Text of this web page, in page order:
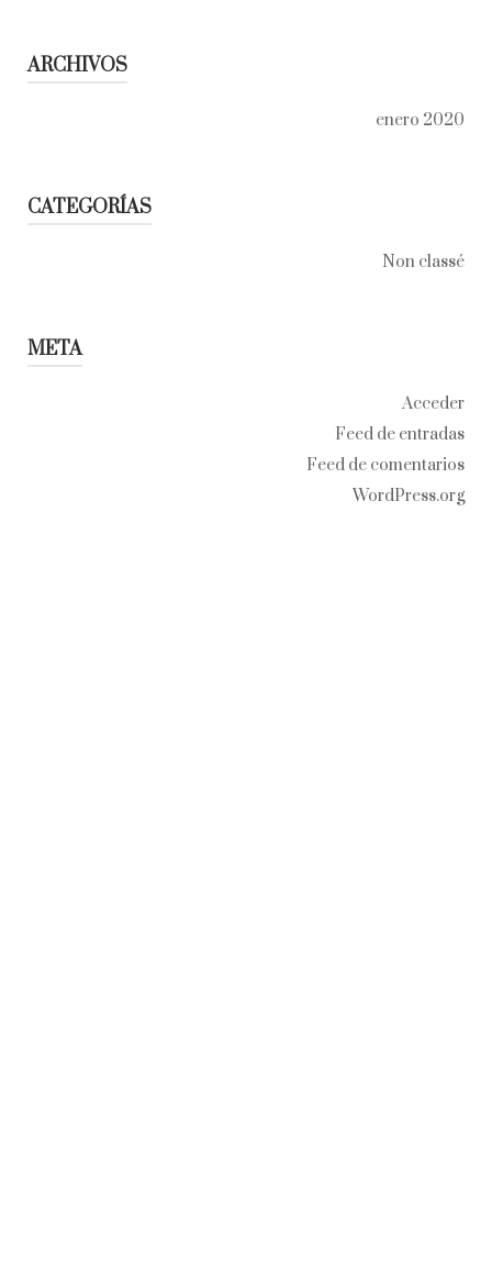
ARCHIVOS
enero 2020
CATEGORÍAS
Non classé
META
Acceder
Feed de entradas
Feed de comentarios
WordPress.org